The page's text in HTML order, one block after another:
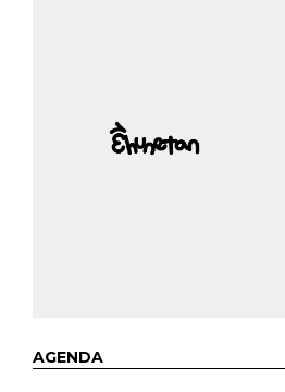
AGENDA